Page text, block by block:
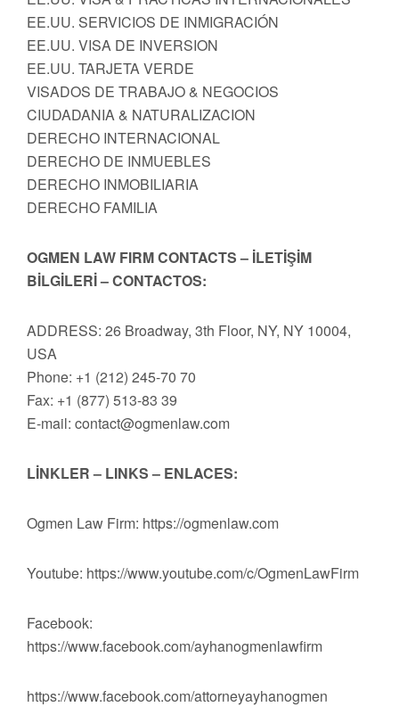
EE.UU. SERVICIOS DE INMIGRACIÓN
EE.UU. VISA DE INVERSION
EE.UU. TARJETA VERDE
VISADOS DE TRABAJO & NEGOCIOS
CIUDADANIA & NATURALIZACION
DERECHO INTERNACIONAL
DERECHO DE INMUEBLES
DERECHO INMOBILIARIA
DERECHO FAMILIA
OGMEN LAW FIRM CONTACTS – İLETİŞİM
BİLGİLERİ – CONTACTOS:
ADDRESS: 26 Broadway, 3th Floor, NY, NY 10004,
USA
Phone: +1 (212) 245-70 70
Fax: +1 (877) 513-83 39
E-mail: contact@ogmenlaw.com
LİNKLER – LINKS – ENLACES:
Ogmen Law Firm: https://ogmenlaw.com
Youtube: https://www.youtube.com/c/OgmenLawFirm
Facebook:
https://www.facebook.com/ayhanogmenlawfirm
https://www.facebook.com/attorneyayhanogmen